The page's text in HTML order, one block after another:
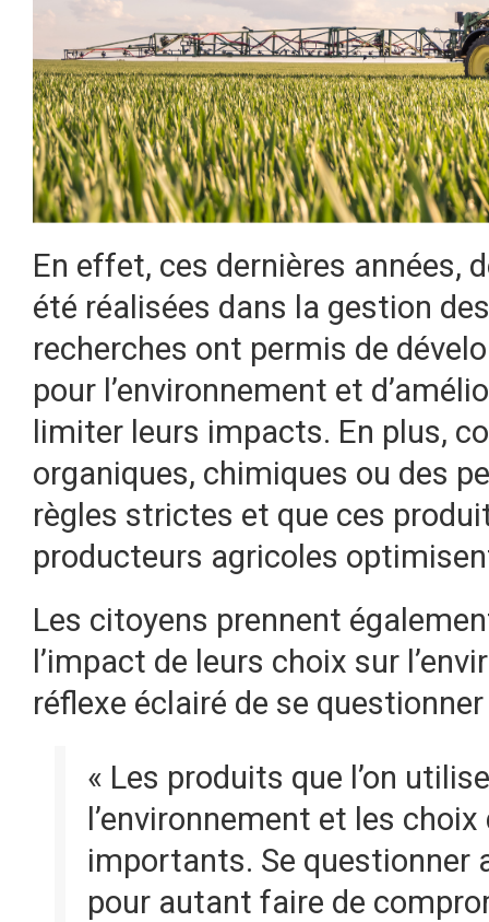
En effet, ces dernières années,
été réalisées dans la gestion
recherches ont permis de
pour l’environnement et
limiter leurs impacts. En plus,
organiques, chimiques ou des
règles strictes et que ces
producteurs agricoles
Les citoyens prennent
l’impact de leurs choix sur
réflexe éclairé de se
« Les produits que l’on
l’environnement et les
importants. Se questionner
pour autant faire de